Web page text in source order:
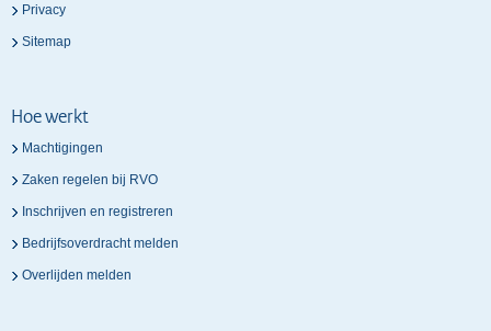
Privacy
Sitemap
Hoe werkt
Machtigingen
Zaken regelen bij RVO
Inschrijven en registreren
Bedrijfsoverdracht melden
Overlijden melden